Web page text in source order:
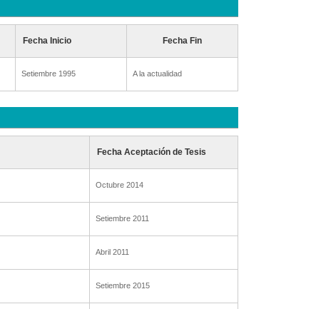
Fecha Inicio Fecha Fin
Setiembre 1995 A la actualidad
Fecha Aceptación de Tesis
Octubre 2014
Setiembre 2011
Abril 2011
Setiembre 2015